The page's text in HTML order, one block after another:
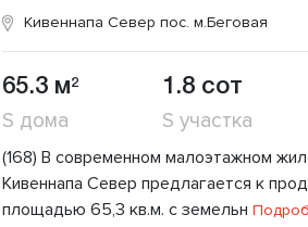
Кивеннапа Север пос. м.Беговая
65.3 м2
S дома
1.8 сот
S участка
(168) В современном малоэтажном
Кивеннапа Север предлагается к
площадью 65,3 кв.м. с земельн